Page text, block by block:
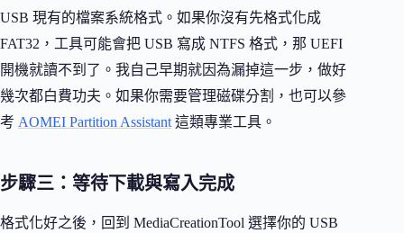
USB 現有的檔案系統格式。如果你沒有先格式化成
FAT32，工具可能會把 USB 寫成 NTFS 格式，那 UEFI
開機就讀不到了。我自己早期就因為漏掉這一步，做好
幾次都白費功夫。如果你需要管理磁碟分割，也可以參
考 AOMEI Partition Assistant 這類專業工具。
步驟三：等待下載與寫入完成
格式化好之後，回到 MediaCreationTool 選擇你的 USB